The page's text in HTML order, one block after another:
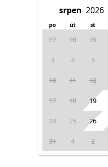
po út st
27 28 29
3 4 5
10 11 12
17 18 19
24 25 26
31 1 2